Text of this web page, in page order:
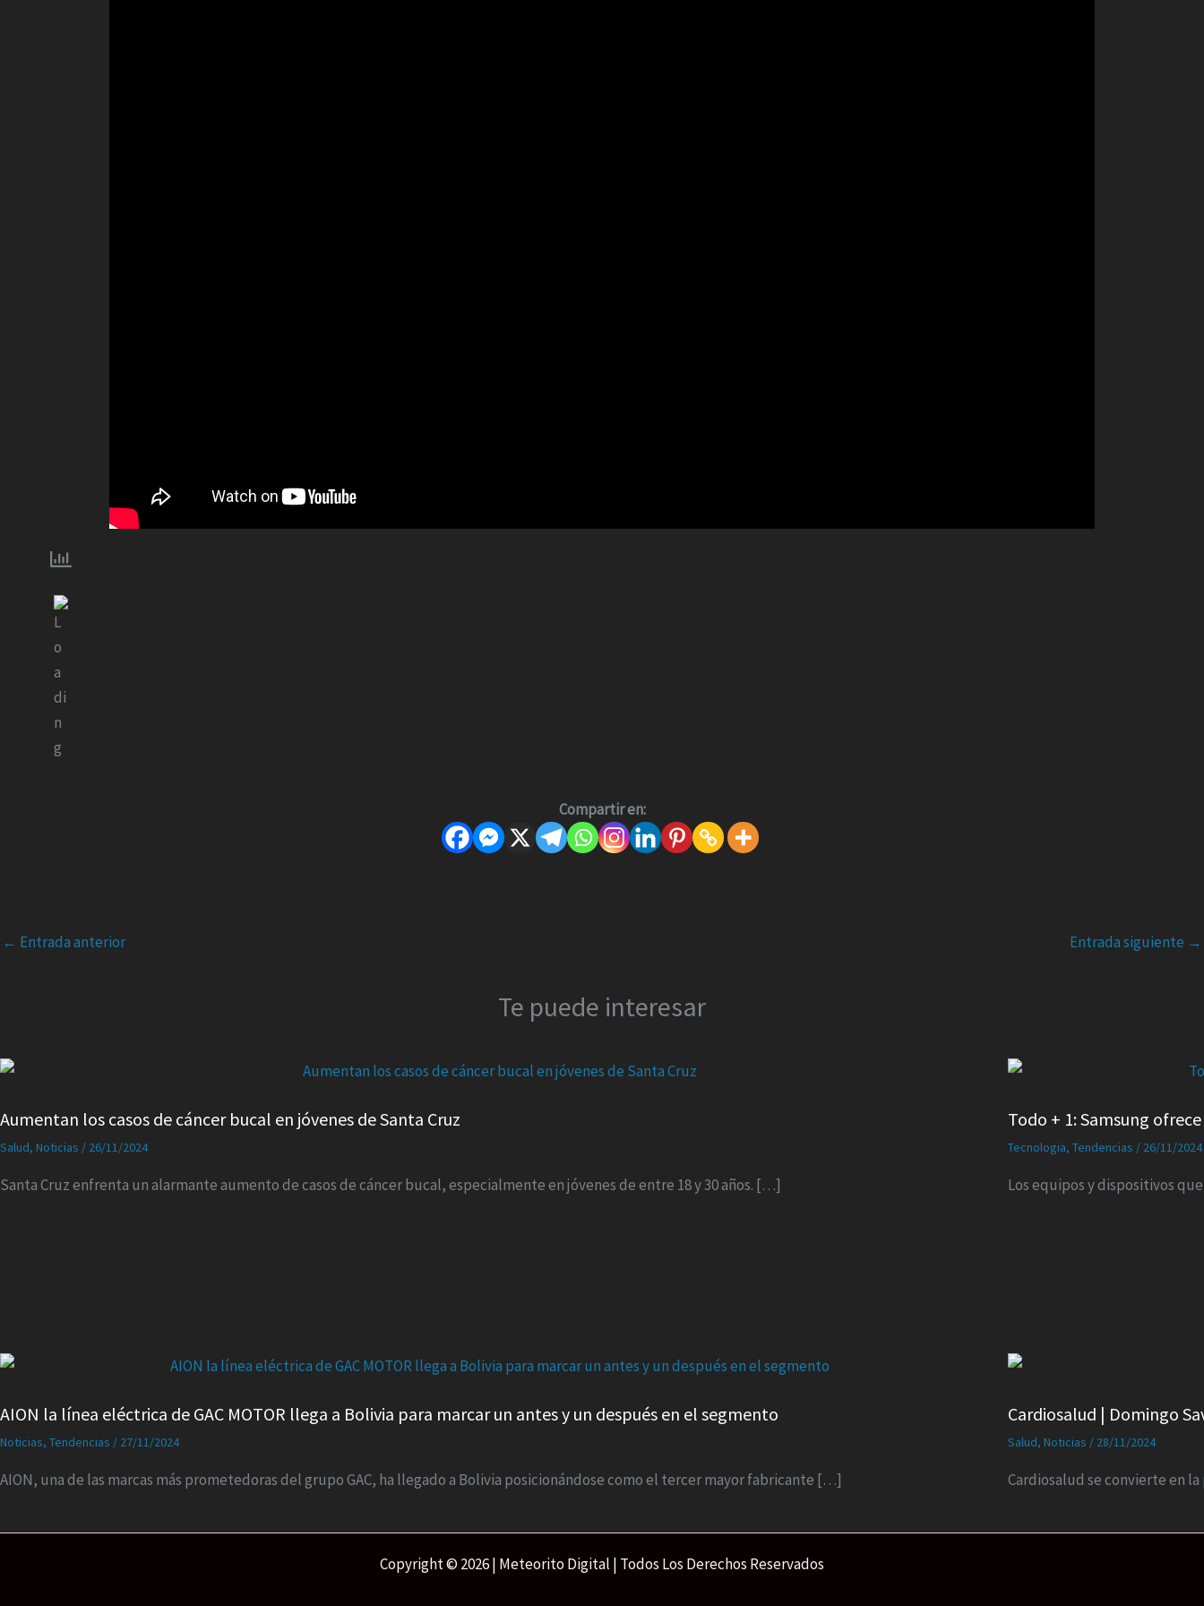
Compartir en:
← Entrada anterior Entrada siguiente →
Te puede interesar
Aumentan los casos de cáncer bucal en jóvenes de Santa Cruz
Salud, Noticias / 26/11/2024
Santa Cruz enfrenta un alarmante aumento de casos de cáncer bucal, especialmente en jóvenes de entre 18 y 30 años. […]
Todo + 1: Samsung
Tecnologia, Tendencias / 26/11/2024
Los equipos y dispositivos
AION la línea eléctrica de GAC MOTOR llega a Bolivia para marcar un antes y un después en el segmento
Noticias, Tendencias / 27/11/2024
AION, una de las marcas más prometedoras del grupo GAC, ha llegado a Bolivia posicionándose como el tercer mayor fabricante […]
Cardiosalud | Domingo
Salud, Noticias / 28/11/2024
Cardiosalud se convierte en
Copyright © 2026 | Meteorito Digital | Todos Los Derechos Reservados